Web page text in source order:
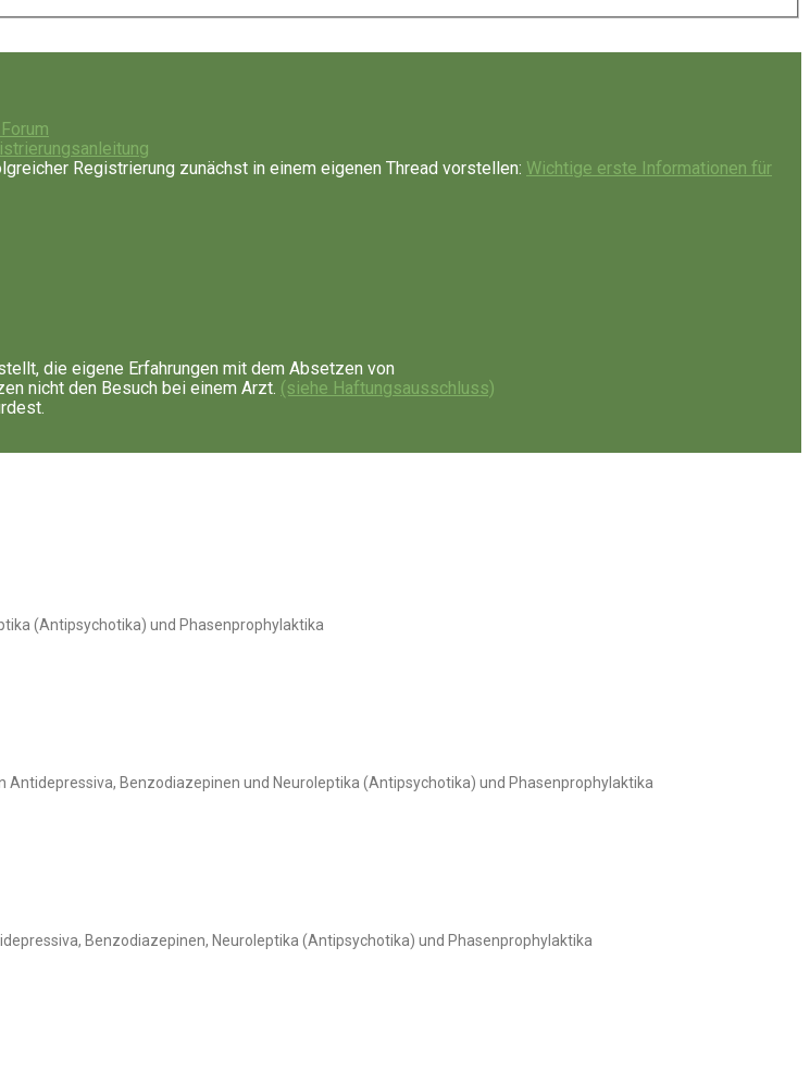
Registrierung zunächst in einem eigenen Thread vorstellen: Wichtige erste Informationen für
die eigene Erfahrungen mit dem Absetzen von
nicht den Besuch bei einem Arzt. (siehe Haftungsausschluss)
(Antipsychotika) und Phasenprophylaktika
Benzodiazepinen und Neuroleptika (Antipsychotika) und Phasenprophylaktika
Benzodiazepinen, Neuroleptika (Antipsychotika) und Phasenprophylaktika